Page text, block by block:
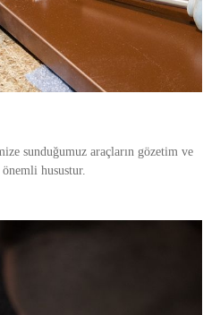
sunduğumuz araçların gözetim ve
husustur.